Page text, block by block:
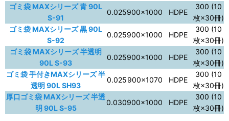
ゴミ袋 MAXシリーズ 青 90L
S-91
0.025900×1000 HDPE
300 (10
枚×30冊)
ゴミ袋 MAXシリーズ 黒 90L
S-92
0.025900×1000 HDPE
300 (10
枚×30冊)
ゴミ袋 MAXシリーズ 半透明
90L S-93
0.025900×1000 HDPE
300 (10
枚×30冊)
ゴミ袋 手付きMAXシリーズ 半
透明 90L SH93
0.025900×1070 HDPE
300 (10
枚×30冊)
厚口ゴミ袋 MAXシリーズ 半透
明 90L S-95
0.030900×1000 HDPE
300 (10
枚×30冊)